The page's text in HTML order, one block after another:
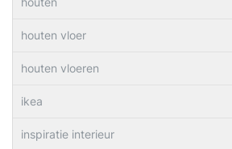
houten vloer
houten vloeren
ikea
inspiratie interieur